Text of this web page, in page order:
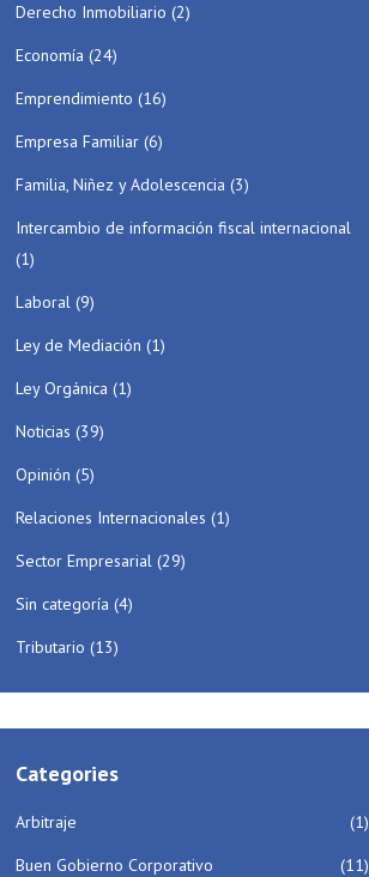
Derecho Inmobiliario (2)
Economía (24)
Emprendimiento (16)
Empresa Familiar (6)
Familia, Niñez y Adolescencia (3)
Intercambio de información fiscal internacional
(1)
Laboral (9)
Ley de Mediación (1)
Ley Orgánica (1)
Noticias (39)
Opinión (5)
Relaciones Internacionales (1)
Sector Empresarial (29)
Sin categoría (4)
Tributario (13)
Categories
Arbitraje
(1)
Buen Gobierno Corporativo
(11)